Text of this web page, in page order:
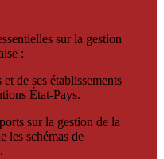
sur la gestion
:
de ses établissements
État-Pays.
sur la gestion de la
les schémas de